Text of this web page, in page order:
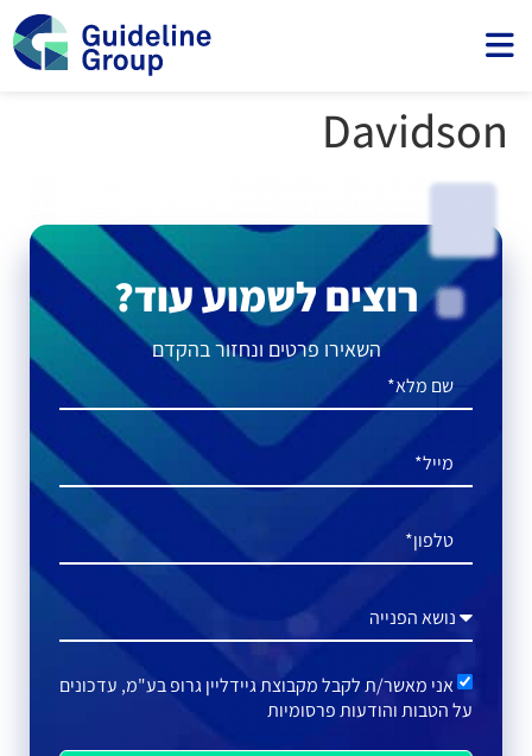
של
דף
אנטר
לאזור
מרכזי
Davidson
רוצים לשמוע עוד?
השאירו פרטים ונחזור בהקדם
אני מאשר/ת לקבל מקבוצת גיידליין גרופ בע"מ, עדכונים
על הטבות והודעות פרסומיות